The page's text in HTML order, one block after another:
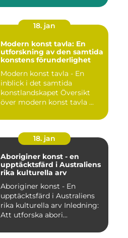
18. jan
Modern konst tavla: En
utforskning av den samtida
konstens förunderlighet
Modern konst tavla - En
inblick i det samtida
konstlandskapet Översikt
över modern konst tavla ...
18. jan
Aboriginer konst - en
upptäcktsfärd i Australiens
rika kulturella arv
Aboriginer konst - En
upptäcktsfärd i Australiens
rika kulturella arv Inledning:
Att utforska abori...